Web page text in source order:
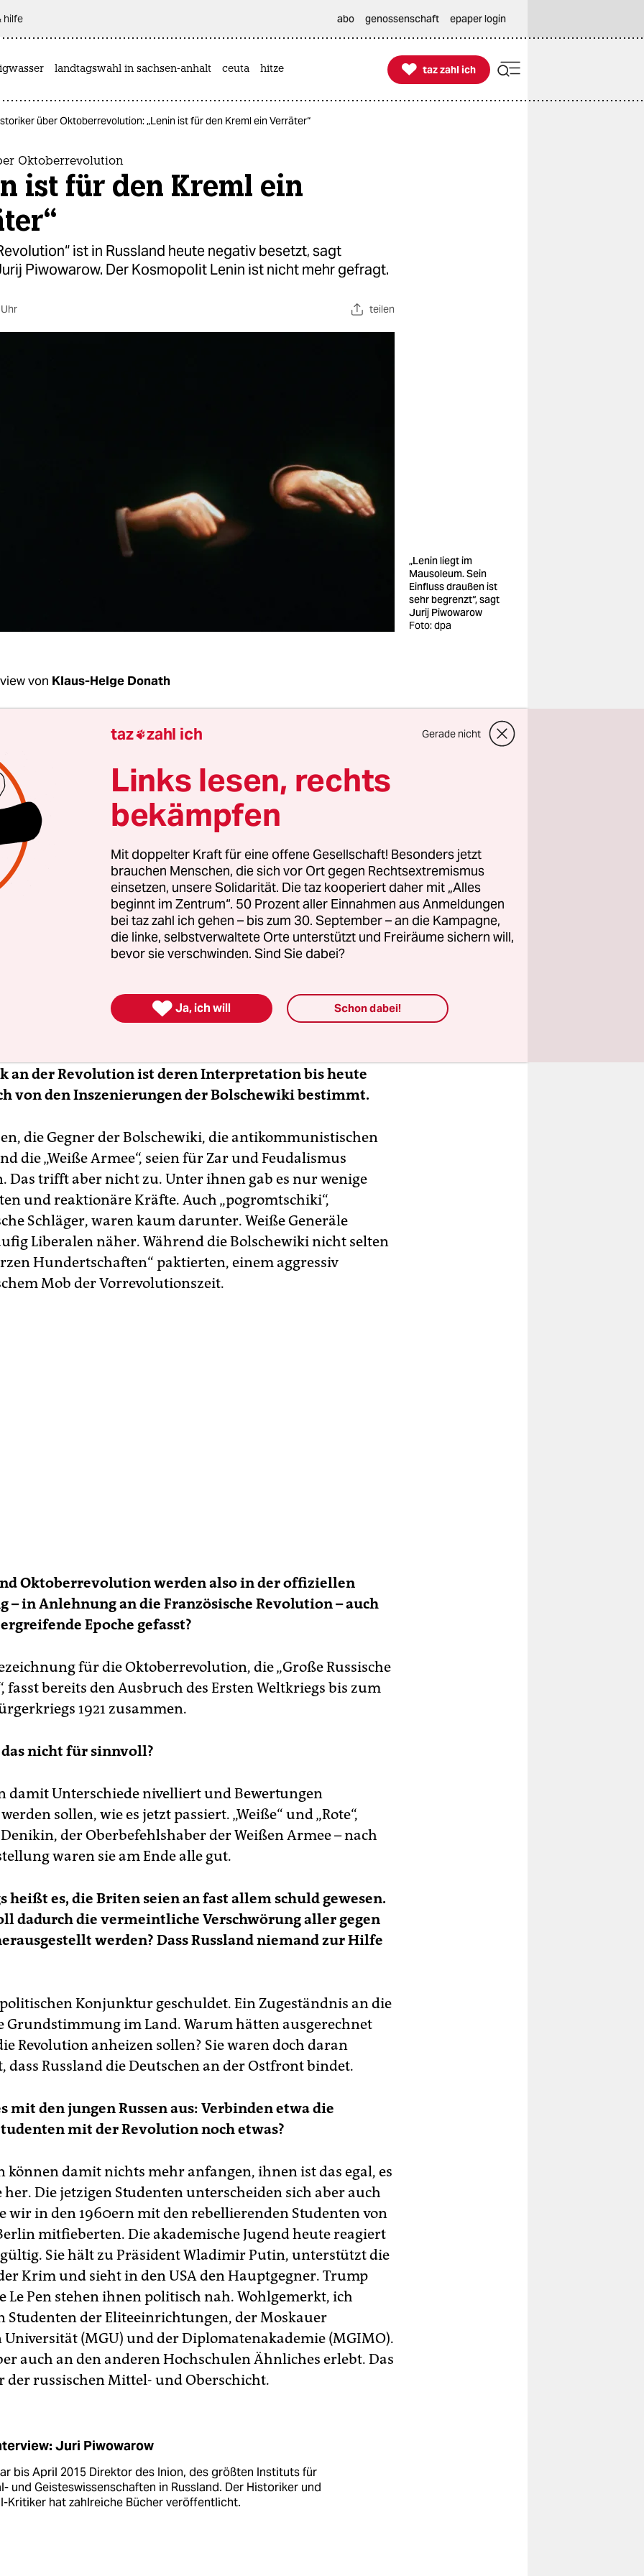
hilfe abo genossenschaft epaper login
landtagswahl in sachsen-anhalt ceuta hitze 
taz zahl ich
taz zahl ich
über Oktoberrevolution: „Lenin ist für den Kreml ein Verräter“
Oktoberrevolution
ist für den Kreml ein
ist in Russland heute negativ besetzt, sagt
Piwowarow. Der Kosmopolit Lenin ist nicht mehr gefragt.
teilen
„Lenin liegt im
Mausoleum. Sein
Einfluss draußen ist
sehr begrenzt“, sagt
Jurij Piwowarow
Foto: dpa
von Klaus-Helge Donath
war der Stolz der Sowjetunion. 100 Jahre
der Kreml nichts mehr davon wissen?
Der Politik wäre es recht, wenn sie nicht daran
Revolution ist heute in Russland negativ besetzt.
sehen in der Februarrevolution 1917 eine
an der das Bürgertum, die russischen Generäle, die
und Freimaurer beteiligt waren. Die Oktoberrevolution
wie eine bolschewistisch-deutsche
Jedoch wird den Bolschewiki zugutegehalten, dass sie
bei erstbester Gelegenheit wiedererrichteten. Sie
die Größe des Staates über alles stellten. Die Hauptschuld
trifft somit Bürgertum und liberale Kräfte. Das
an der Revolution ist deren Interpretation bis heute
von den Inszenierungen der Bolschewiki bestimmt.
die Gegner der Bolschewiki, die antikommunistischen
die „Weiße Armee“, seien für Zar und Feudalismus
Das trifft aber nicht zu. Unter ihnen gab es nur wenige
und reaktionäre Kräfte. Auch „pogromtschiki“,
Schläger, waren kaum darunter. Weiße Generäle
Liberalen näher. Während die Bolschewiki nicht selten
Hundertschaften“ paktierten, einem aggressiv
Mob der Vorrevolutionszeit.
Oktoberrevolution werden also in der offiziellen
– in Anlehnung an die Französische Revolution – auch
Epoche gefasst?
für die Oktoberrevolution, die „Große Russische
fasst bereits den Ausbruch des Ersten Weltkriegs bis zum
1921 zusammen.
nicht für sinnvoll?
damit Unterschiede nivelliert und Bewertungen
sollen, wie es jetzt passiert. „Weiße“ und „Rote“,
der Oberbefehlshaber der Weißen Armee – nach
waren sie am Ende alle gut.
heißt es, die Briten seien an fast allem schuld gewesen.
dadurch die vermeintliche Verschwörung aller gegen
werden? Dass Russland niemand zur Hilfe
Konjunktur geschuldet. Ein Zugeständnis an die
Grundstimmung im Land. Warum hätten ausgerechnet
Revolution anheizen sollen? Sie waren doch daran
dass Russland die Deutschen an der Ostfront bindet.
mit den jungen Russen aus: Verbinden etwa die
mit der Revolution noch etwas?
können damit nichts mehr anfangen, ihnen ist das egal, es
her. Die jetzigen Studenten unterscheiden sich aber auch
wir in den 1960ern mit den rebellierenden Studenten von
mitfieberten. Die akademische Jugend heute reagiert
Sie hält zu Präsident Wladimir Putin, unterstützt die
Krim und sieht in den USA den Hauptgegner. Trump
Le Pen stehen ihnen politisch nah. Wohlgemerkt, ich
Studenten der Eliteeinrichtungen, der Moskauer
Universität (MGU) und der Diplomatenakademie (MGIMO).
auch an den anderen Hochschulen Ähnliches erlebt. Das
der russischen Mittel- und Oberschicht.
Juri Piwowarow
bis April 2015 Direktor des Inion, des größten Instituts für
und Geisteswissenschaften in Russland. Der Historiker und
Kritiker hat zahlreiche Bücher veröffentlicht.
taz zahl ich Gerade nicht
Links lesen, rechts
bekämpfen
Mit doppelter Kraft für eine offene Gesellschaft! Besonders jetzt
brauchen Menschen, die sich vor Ort gegen Rechtsextremismus
einsetzen, unsere Solidarität. Die taz kooperiert daher mit „Alles
beginnt im Zentrum“. 50 Prozent aller Einnahmen aus Anmeldungen
bei taz zahl ich gehen – bis zum 30. September – an die Kampagne,
die linke, selbstverwaltete Orte unterstützt und Freiräume sichern will,
bevor sie verschwinden. Sind Sie dabei?
 Ja, ich will Schon dabei!